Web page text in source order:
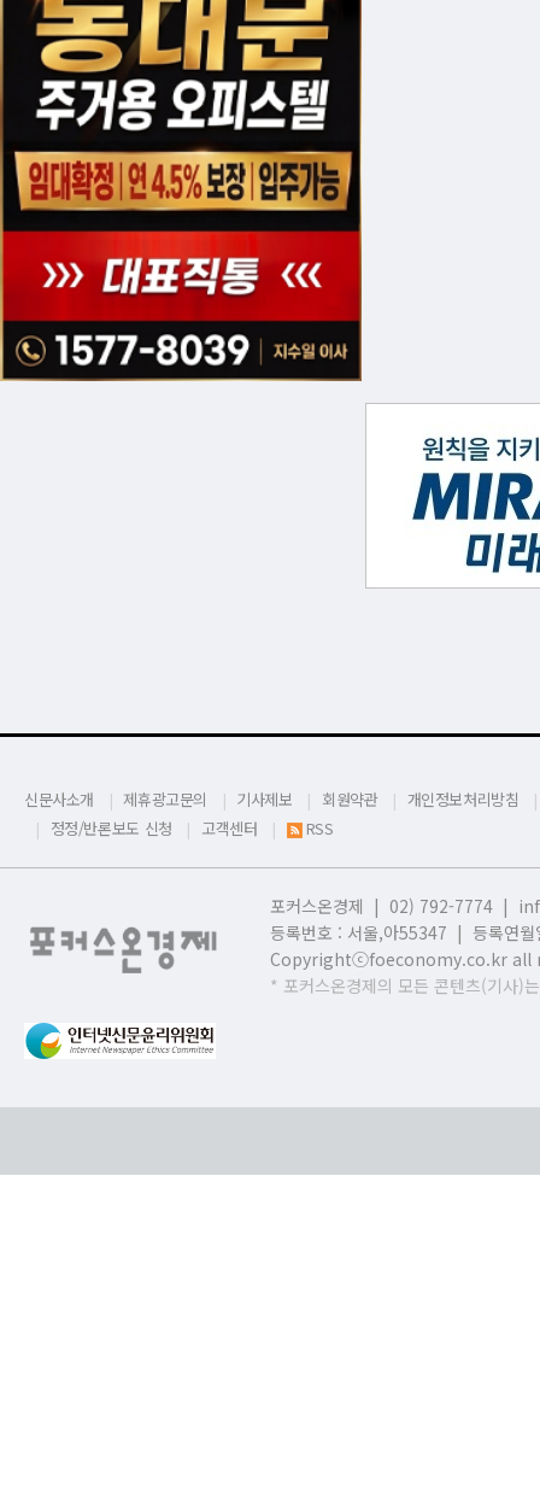
신문사소개 제휴광고문의 기사제보 회원약관
개인정보처리방침
정정/반론보도 신청
고객센터 RSS
포커스온경제 | 02) 792-7774 |
등록번호 : 서울,아55347 | 등록연
Copyrightⓒfoeconomy.co.kr all
* 포커스온경제의 모든 콘텐츠(기사)